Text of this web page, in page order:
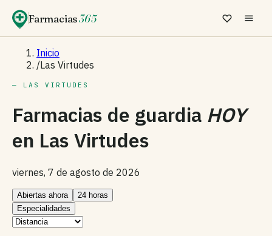
Farmacias365
Inicio
/Las Virtudes
— LAS VIRTUDES
Farmacias de guardia HOY
en Las Virtudes
viernes, 7 de agosto de 2026
Abiertas ahora
24 horas
Especialidades